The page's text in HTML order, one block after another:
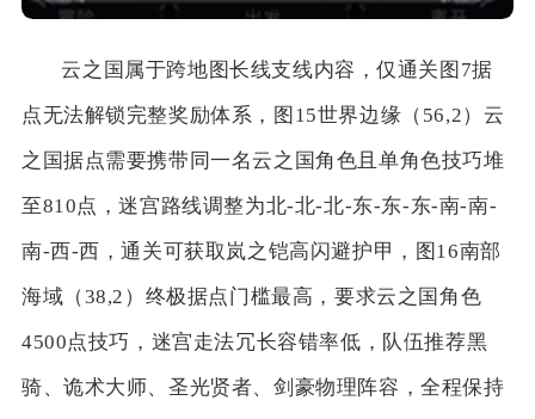
云之国属于跨地图长线支线内容，仅通关图7据
点无法解锁完整奖励体系，图15世界边缘（56,2）云
之国据点需要携带同一名云之国角色且单角色技巧堆
至810点，迷宫路线调整为北-北-北-东-东-东-南-南-
南-西-西，通关可获取岚之铠高闪避护甲，图16南部
海域（38,2）终极据点门槛最高，要求云之国角色
4500点技巧，迷宫走法冗长容错率低，队伍推荐黑
骑、诡术大师、圣光贤者、剑豪物理阵容，全程保持